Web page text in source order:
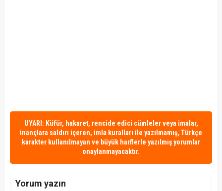
UYARI: Küfür, hakaret, rencide edici cümleler veya imalar,
inançlara saldırı içeren, imla kuralları ile yazılmamış, Türkçe
karakter kullanılmayan ve büyük harflerle yazılmış yorumlar
onaylanmayacaktır.
Yorum yazın